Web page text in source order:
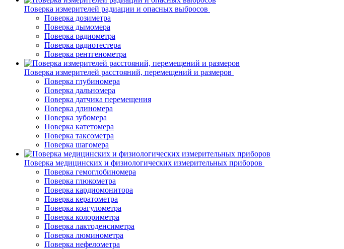
Поверка измерителей радиации и опасных выбросов
Поверка дозиметра
Поверка дымомера
Поверка радиометра
Поверка радиотестера
Поверка рентгенометра
Поверка измерителей расстояний, перемещений и размеров
Поверка глубиномера
Поверка дальномера
Поверка датчика перемещения
Поверка длиномера
Поверка зубомера
Поверка катетомера
Поверка таксометра
Поверка шагомера
Поверка медицинских и физиологических измерительных приборов
Поверка гемоглобиномера
Поверка глюкометра
Поверка кардиомонитора
Поверка кератометра
Поверка коагулометра
Поверка колориметра
Поверка лактоденсиметра
Поверка люминометра
Поверка нефелометра